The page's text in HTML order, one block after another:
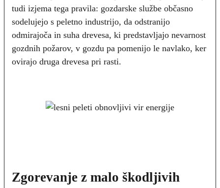
tudi izjema tega pravila: gozdarske službe občasno
sodelujejo s peletno industrijo, da odstranijo
odmirajoča in suha drevesa, ki predstavljajo nevarnost
gozdnih požarov, v gozdu pa pomenijo le navlako, ker
ovirajo druga drevesa pri rasti.
Zgorevanje z malo škodljivih